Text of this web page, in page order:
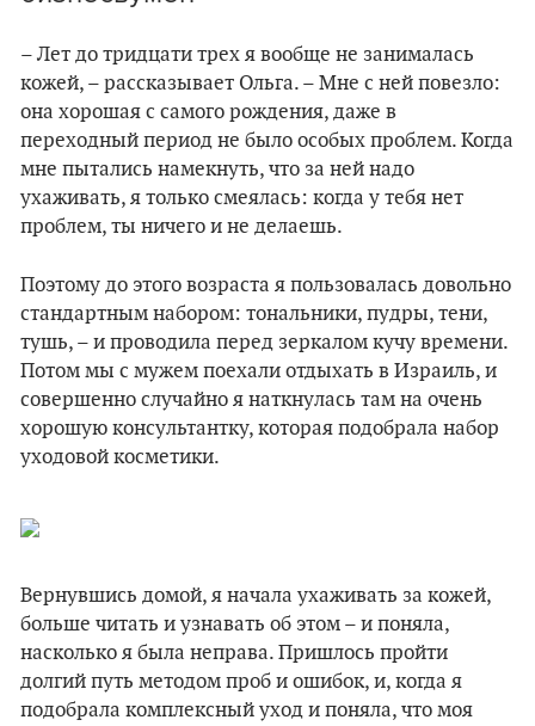
– Лет до тридцати трех я вообще не занималась
кожей, – рассказывает Ольга. – Мне с ней повезло:
она хорошая с самого рождения, даже в
переходный период не было особых проблем. Когда
мне пытались намекнуть, что за ней надо
ухаживать, я только смеялась: когда у тебя нет
проблем, ты ничего и не делаешь.
Поэтому до этого возраста я пользовалась довольно
стандартным набором: тональники, пудры, тени,
тушь, – и проводила перед зеркалом кучу времени.
Потом мы с мужем поехали отдыхать в Израиль, и
совершенно случайно я наткнулась там на очень
хорошую консультантку, которая подобрала набор
уходовой косметики.
Вернувшись домой, я начала ухаживать за кожей,
больше читать и узнавать об этом – и поняла,
насколько я была неправа. Пришлось пройти
долгий путь методом проб и ошибок, и, когда я
подобрала комплексный уход и поняла, что моя